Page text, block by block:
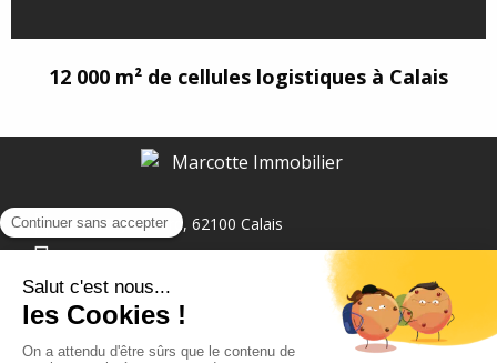
12 000 m² de cellules logistiques à Calais
95, BD Jacquard, 62100 Calais
Ecrivez-nous
Suivez-nous